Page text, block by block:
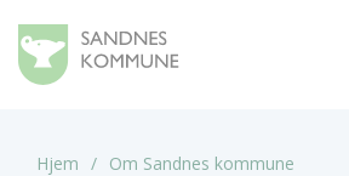
Hjem Om Sandnes kommune